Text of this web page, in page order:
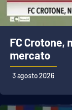
FC Crotone,
mercato
3 agosto 2026